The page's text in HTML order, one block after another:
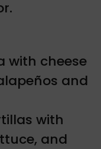
with cheese
and
with
and